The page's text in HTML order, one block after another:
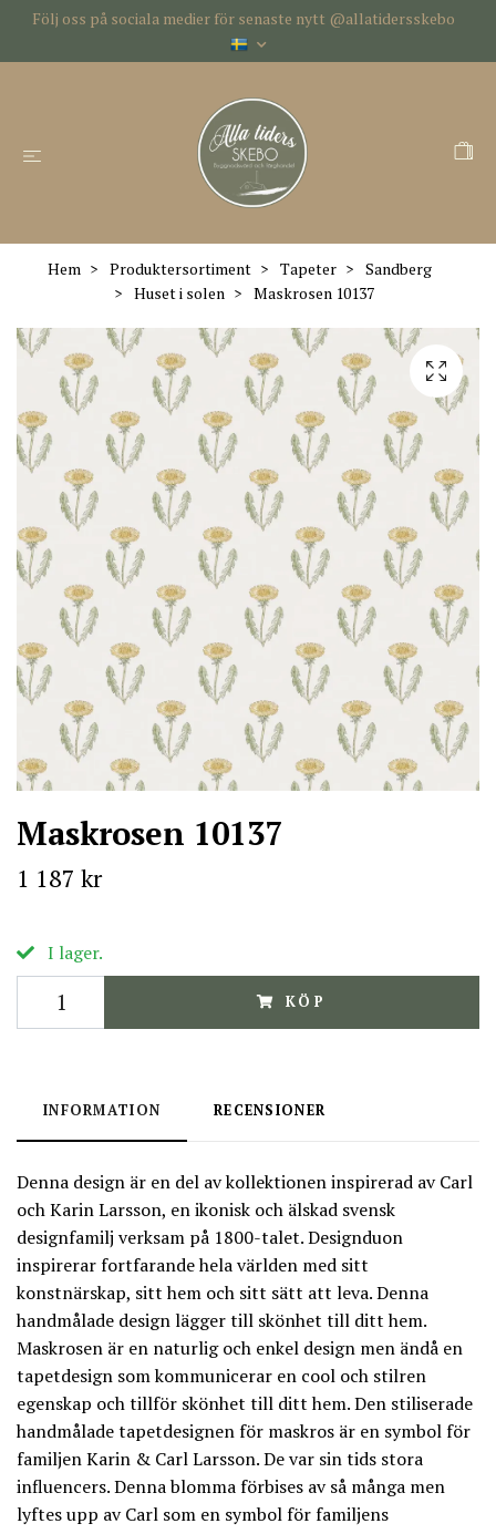
Följ oss på sociala medier för senaste nytt @allatidersskebo
Hem Produktersortiment Tapeter
Sandberg
Huset i solen
Maskrosen 10137
Maskrosen 10137
1 187 kr
I lager.
KÖP
INFORMATION RECENSIONER
Denna design är en del av kollektionen inspirerad av Carl
och Karin Larsson, en ikonisk och älskad svensk
designfamilj verksam på 1800-talet. Designduon
inspirerar fortfarande hela världen med sitt
konstnärskap, sitt hem och sitt sätt att leva. Denna
handmålade design lägger till skönhet till ditt hem.
Maskrosen är en naturlig och enkel design men ändå en
tapetdesign som kommunicerar en cool och stilren
egenskap och tillför skönhet till ditt hem. Den stiliserade
handmålade tapetdesignen för maskros är en symbol för
familjen Karin & Carl Larsson. De var sin tids stora
influencers. Denna blomma förbises av så många men
lyftes upp av Carl som en symbol för familjens